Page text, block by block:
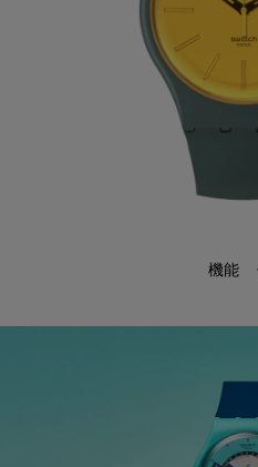
機能